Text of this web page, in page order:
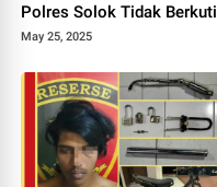
Polres Solok Tidak
Ini katanya Kasat Iptu Rico
May 25, 2025